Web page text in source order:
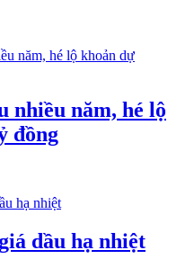
nhiều năm, hé lộ
đồng
dầu hạ nhiệt